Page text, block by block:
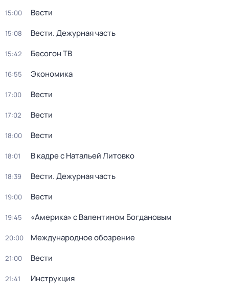
15:00 Вести
15:08 Вести. Дежурная часть
15:42 Бесогон ТВ
16:55 Экономика
17:00 Вести
17:02 Вести
18:00 Вести
18:01 В кадре с Натальей Литовко
18:39 Вести. Дежурная часть
19:00 Вести
19:45 «Америка» с Валентином Богдановым
20:00 Международное обозрение
21:00 Вести
21:41 Инструкция